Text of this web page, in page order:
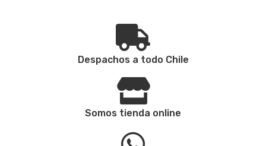
Despachos a todo Chile
Somos tienda online